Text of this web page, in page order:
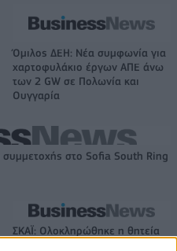
Όμιλος ΔΕΗ: Νέα συμφωνία για
χαρτοφυλάκιο έργων ΑΠΕ άνω
των 2 GW σε Πολωνία και
Ουγγαρία
στο Sofia South Ring
ΣΚΑΪ: Ολοκληρώθηκε η θητεία